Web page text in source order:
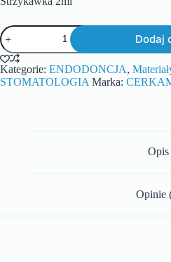
Dodaj
Kategorie: ENDODONCJA,
STOMATOLOGIA Marka:
Opis
Opinie